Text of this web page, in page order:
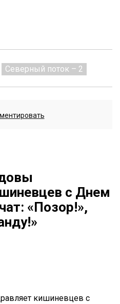
Северный поток – 2
с Днем
«Позор!»,
кишиневцев с